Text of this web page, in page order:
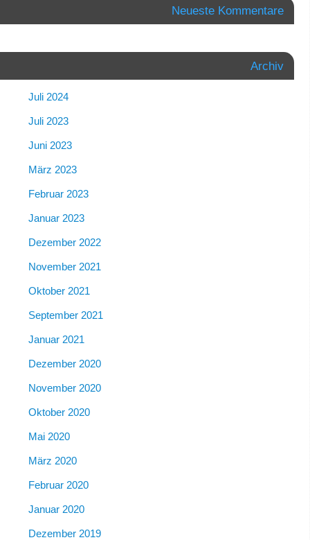
Neueste Kommentare
Archiv
Juli 2024
Juli 2023
Juni 2023
März 2023
Februar 2023
Januar 2023
Dezember 2022
November 2021
Oktober 2021
September 2021
Januar 2021
Dezember 2020
November 2020
Oktober 2020
Mai 2020
März 2020
Februar 2020
Januar 2020
Dezember 2019